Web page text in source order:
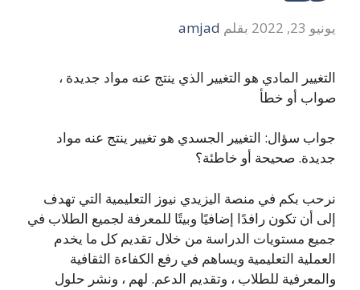
يونيو 23, 2022 بقلم amjad
التغيير المادي هو التغيير الذي ينتج عنه مواد جديدة ،
صواب أو خطأ
جواب سؤال: التغيير الجسدي هو تغيير ينتج عنه مواد
جديدة. صحيحة أو خاطئة؟
نرحب بكم في منصة اليزيدي نيوز التعليمية التي تهدف
إلى أن تكون رافدًا إضافيًا وبيتًا للمعرفة لجميع الطلاب في
جميع مستويات الدراسة من خلال تقديم كل ما يخدم
العملية التعليمية ويساهم في رفع الكفاءة الثقافية
والمعرفية للطلاب ، وتقديم الدعم. لهم ، ونشر حلول